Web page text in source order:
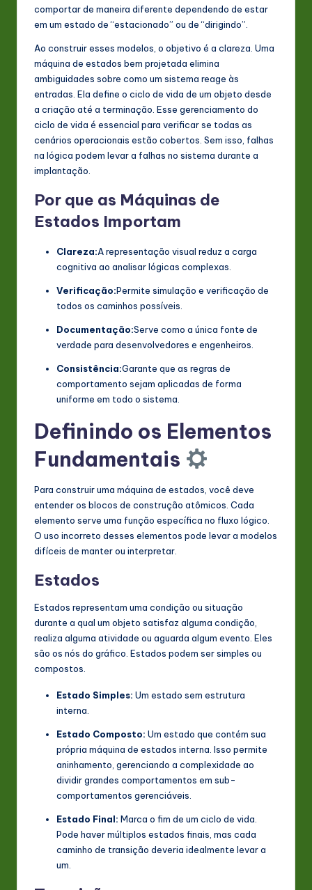
ti
o
comportar de maneira diferente dependendo de estar
em um estado de “estacionado” ou de “dirigindo”.
Ao construir esses modelos, o objetivo é a clareza. Uma
máquina de estados bem projetada elimina
ambiguidades sobre como um sistema reage às
entradas. Ela define o ciclo de vida de um objeto desde
a criação até a terminação. Esse gerenciamento do
ciclo de vida é essencial para verificar se todas as
cenários operacionais estão cobertos. Sem isso, falhas
na lógica podem levar a falhas no sistema durante a
implantação.
Por que as Máquinas de
Estados Importam
Clareza:A representação visual reduz a carga
cognitiva ao analisar lógicas complexas.
Verificação:Permite simulação e verificação de
todos os caminhos possíveis.
Documentação:Serve como a única fonte de
verdade para desenvolvedores e engenheiros.
Consistência:Garante que as regras de
comportamento sejam aplicadas de forma
uniforme em todo o sistema.
Definindo os Elementos
Fundamentais
Para construir uma máquina de estados, você deve
entender os blocos de construção atômicos. Cada
elemento serve uma função específica no fluxo lógico.
O uso incorreto desses elementos pode levar a modelos
difíceis de manter ou interpretar.
Estados
Estados representam uma condição ou situação
durante a qual um objeto satisfaz alguma condição,
realiza alguma atividade ou aguarda algum evento. Eles
são os nós do gráfico. Estados podem ser simples ou
compostos.
Estado Simples: Um estado sem estrutura
interna.
Estado Composto: Um estado que contém sua
própria máquina de estados interna. Isso permite
aninhamento, gerenciando a complexidade ao
dividir grandes comportamentos em sub-
comportamentos gerenciáveis.
Estado Final: Marca o fim de um ciclo de vida.
Pode haver múltiplos estados finais, mas cada
caminho de transição deveria idealmente levar a
um.